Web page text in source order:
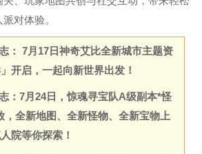
对体验。
： 7月17日神奇艾比全新城市主题资
开启，一起向新世界出发！
：7月24日，惊魂寻宝队A级副本*怪
，全新地图、全新怪物、全新宝物上
院等你探索！